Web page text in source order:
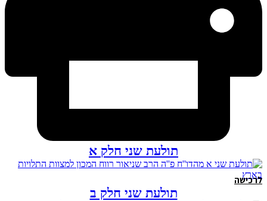
תולעת שני חלק א
לרכישה
תולעת שני חלק ב